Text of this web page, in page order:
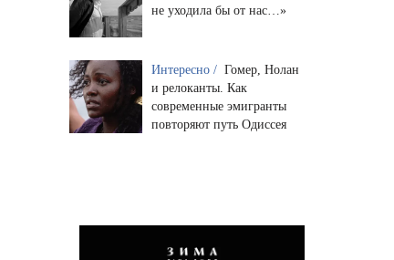
не уходила бы от нас…»
Интересно / Гомер, Нолан
и релоканты. Как
современные эмигранты
повторяют путь Одиссея